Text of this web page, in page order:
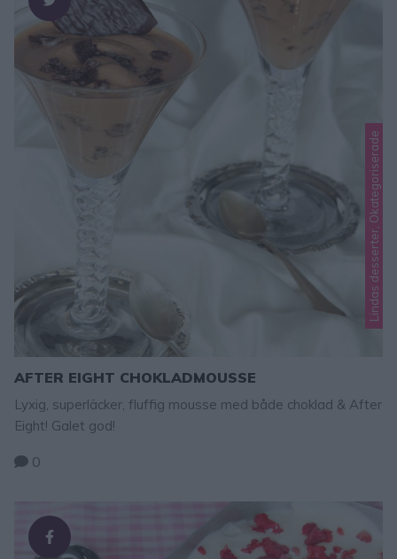
Lindas desserter, Okategoriserade
AFTER EIGHT CHOKLADMOUSSE
Lyxig, superläcker, fluffig mousse med både choklad & After
Eight! Galet god!
0